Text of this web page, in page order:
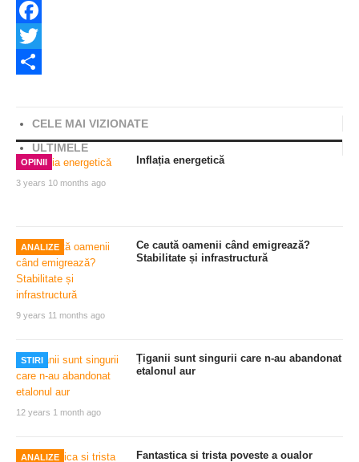
Facebook
Twitter
CELE MAI VIZIONATE
ULTIMELE
OPINII
3 years 10 months ago
Inflația energetică
ANALIZE
9 years 11 months ago
Ce caută oamenii când emigrează?
Stabilitate și infrastructură
STIRI
12 years 1 month ago
Țiganii sunt singurii care n-au abandonat
etalonul aur
ANALIZE Fantastica si trista poveste a oualor